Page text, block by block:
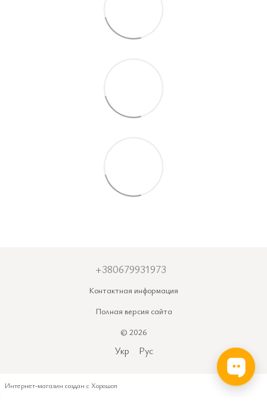
+380679931973
Контактная информация
Полная версия сайта
© 2026
Укр Рус
Интернет-магазин создан с Хорошоп